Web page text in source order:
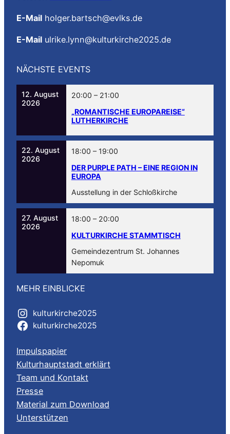
E-Mail holger.bartsch@evlks.de
E-Mail ulrike.lynn@kulturkirche2025.de
NÄCHSTE EVENTS
12. August
2026
20:00 –21:00
„ROMANTISCHE EUROPAREISE“
LUTHERKIRCHE
22. August
2026
18:00 –19:00
DER PURPLE PATH – EINE REGION IN
EUROPA
Ausstellung in der Schloßkirche
27. August
2026
18:00 –20:00
KULTURKIRCHE STAMMTISCH
Gemeindezentrum St. Johannes
Nepomuk
MEHR EINBLICKE
kulturkirche2025
kulturkirche2025
Impulspapier
Kulturhauptstadt erklärt
Team und Kontakt
Presse
Material zum Download
Unterstützen